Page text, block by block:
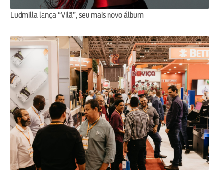
Ludmilla lança “Vilã”, seu mais novo álbum